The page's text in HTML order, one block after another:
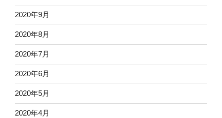
2020年9月
2020年8月
2020年7月
2020年6月
2020年5月
2020年4月